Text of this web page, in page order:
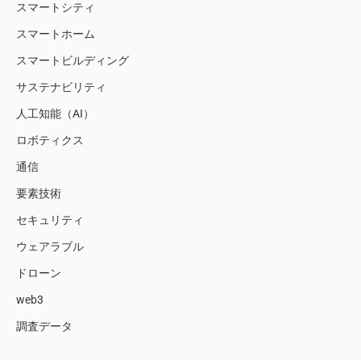
スマートシティ
スマートホーム
スマートビルディング
サステナビリティ
人工知能（AI）
ロボティクス
通信
要素技術
セキュリティ
ウェアラブル
ドローン
web3
調査データ